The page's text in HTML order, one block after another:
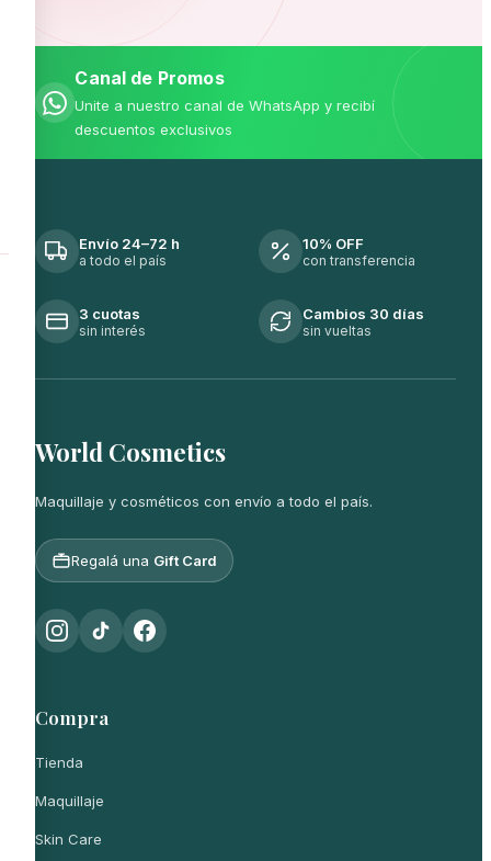
Canal de Promos
Unite a nuestro canal de WhatsApp y recibí
descuentos exclusivos
Envío 24–72 h
a todo el país
10% OFF
con transferencia
3 cuotas
sin interés
Cambios 30 días
sin vueltas
World Cosmetics
Maquillaje y cosméticos con envío a todo el país.
Regalá una Gift Card
Compra
Tienda
Maquillaje
Skin Care